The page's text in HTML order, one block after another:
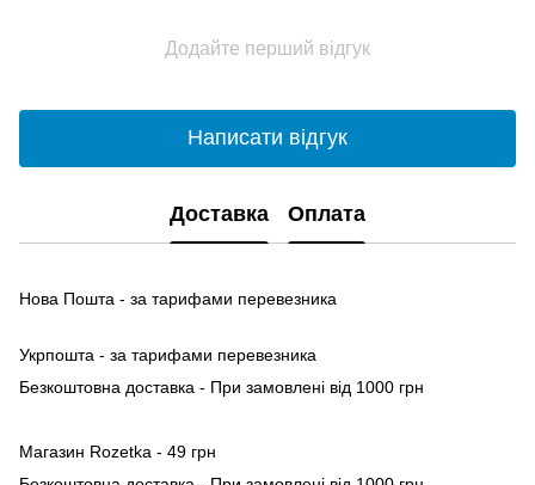
Додайте перший відгук
Написати відгук
Доставка Оплата
Нова Пошта - за тарифами перевезника
Укрпошта - за тарифами перевезника
Безкоштовна доставка - При замовлені від 1000 грн
Магазин Rozetka - 49 грн